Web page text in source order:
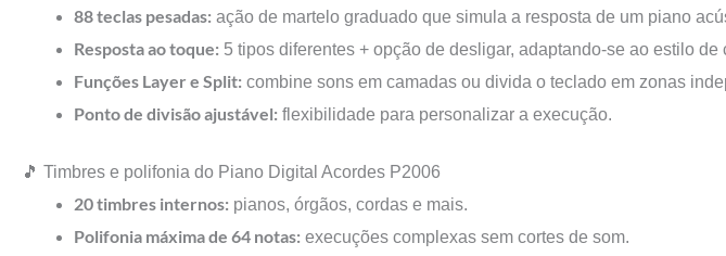
88 teclas pesadas: ação de martelo graduado que simula a resposta de um piano
Resposta ao toque: 5 tipos diferentes + opção de desligar, adaptando-se ao estilo de
Funções Layer e Split: combine sons em camadas ou divida o teclado em zonas
Ponto de divisão ajustável: flexibilidade para personalizar a execução.
🎵 Timbres e polifonia do Piano Digital Acordes P2006
20 timbres internos: pianos, órgãos, cordas e mais.
Polifonia máxima de 64 notas: execuções complexas sem cortes de som.